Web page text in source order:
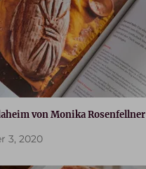
von Monika Rosenfellner
3, 2020